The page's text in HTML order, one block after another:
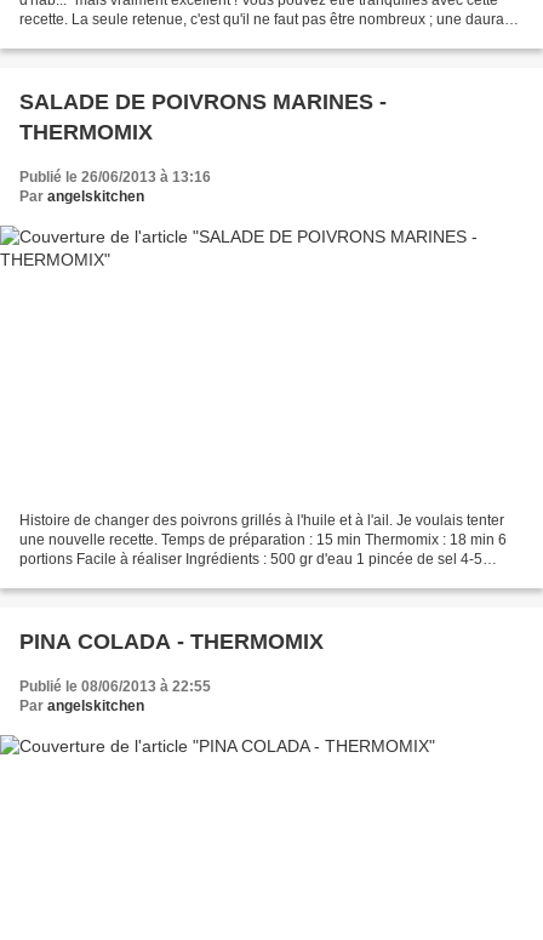
recette. La seule retenue, c'est qu'il ne faut pas être nombreux ; une daurade
SALADE DE POIVRONS MARINES -
THERMOMIX
Publié le 26/06/2013 à 13:16
Par angelskitchen
Histoire de changer des poivrons grillés à l'huile et à l'ail. Je voulais tenter
une nouvelle recette. Temps de préparation : 15 min Thermomix : 18 min 6
portions Facile à réaliser Ingrédients : 500 gr d'eau 1 pincée de sel 4-5
PINA COLADA - THERMOMIX
Publié le 08/06/2013 à 22:55
Par angelskitchen